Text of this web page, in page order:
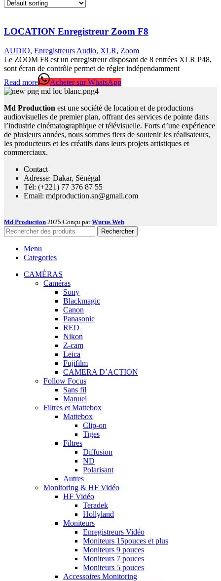
LOCATION Enregistreur Zoom F8
AUDIO, Enregistreurs Audio, XLR, Zoom
Le ZOOM F8 est un enregistreur disposant de 8 entrées XLR P48,
sont écran de contrôle permet de régler indépendamment
Read more
Acheter sur WhatsApp
Md Production est une société de location et de productions
audiovisuelles de premier plan, offrant des services de pointe dans
l’industrie cinématographique et télévisuelle. Forts d’une expérience
de plusieurs années, nous sommes fiers de soutenir les réalisateurs,
les producteurs et les créatifs dans leurs projets artistiques et
commerciaux.
Contact
Adresse: Dakar, Sénégal
Tél: (+221) 77 376 87 55
Email: mdproduction.sn@gmail.com
Md Production 2025 Conçu parWurus Web
Rechercher
Menu
Categories
CAMÉRAS
Caméras
Sony
Blackmagic
Canon
Panasonic
RED
Nikon
Z-cam
Leica
Fujifilm
CAMERA D’ACTION
Follow Focus
Sans fil
Manuel
Filtres et Mattebox
Mattebox
Clip-on
Tiges
Filtres
Diffusion
ND
Polarisant
Autres
Monitoring & HF Vidéo
HF Vidéo
Teradek
Hollyland
Moniteurs
Enregistreurs Vidéo
Moniteurs 15pouces et plus
Moniteurs 9 pouces
Moniteurs 7 pouces
Moniteurs 5 pouces
Accessoires Monitoring